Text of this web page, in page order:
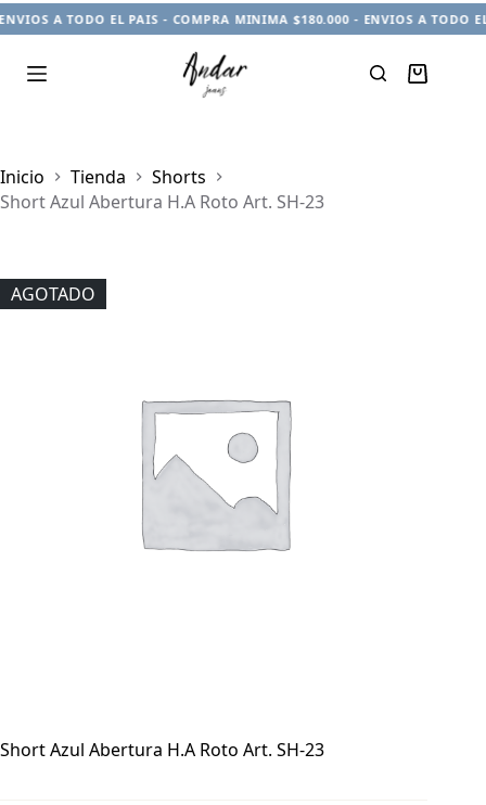
A TODO EL PAIS - COMPRA MINIMA $180.000 - ENVIOS A TODO
Carro
Inicio
Tienda
Shorts
Short Azul Abertura H.A Roto Art. SH-23
AGOTADO
Short Azul Abertura H.A Roto Art. SH-23